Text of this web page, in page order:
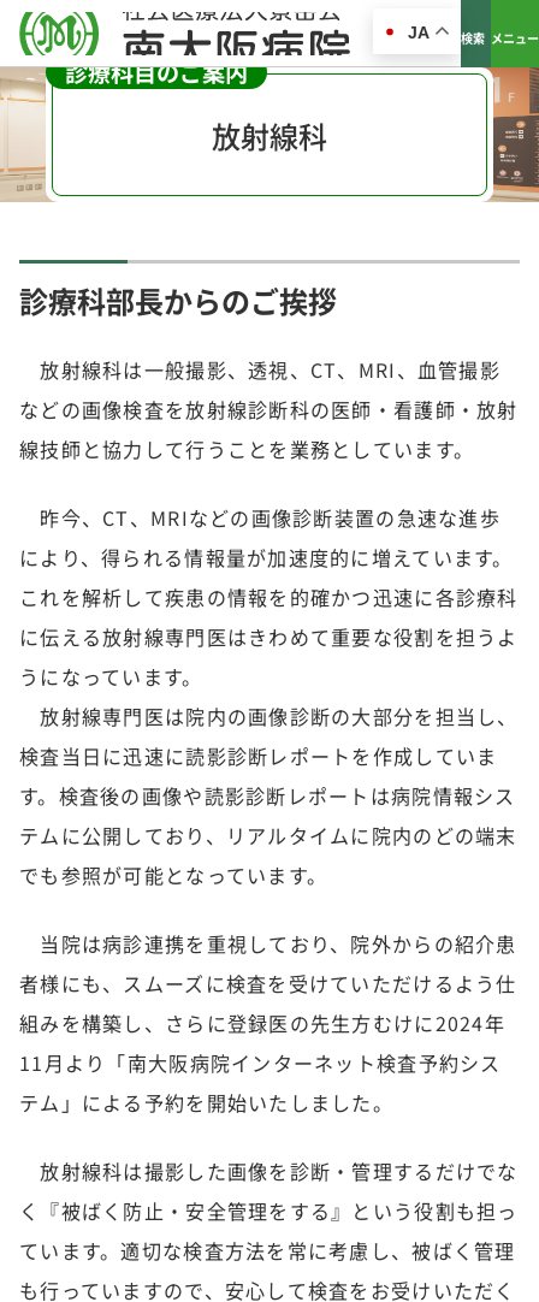
JA 検索 メニュー
診療科目のご案内
放射線科
診療科部長からのご挨拶
放射線科は一般撮影、透視、CT、MRI、血管撮影
などの画像検査を放射線診断科の医師・看護師・放射
線技師と協力して行うことを業務としています。
昨今、CT、MRIなどの画像診断装置の急速な進歩
により、得られる情報量が加速度的に増えています。
これを解析して疾患の情報を的確かつ迅速に各診療科
に伝える放射線専門医はきわめて重要な役割を担うよ
うになっています。
放射線専門医は院内の画像診断の大部分を担当し、
検査当日に迅速に読影診断レポートを作成していま
す。検査後の画像や読影診断レポートは病院情報シス
テムに公開しており、リアルタイムに院内のどの端末
でも参照が可能となっています。
当院は病診連携を重視しており、院外からの紹介患
者様にも、スムーズに検査を受けていただけるよう仕
組みを構築し、さらに登録医の先生方むけに2024年
11月より「南大阪病院インターネット検査予約シス
テム」による予約を開始いたしました。
放射線科は撮影した画像を診断・管理するだけでな
く『被ばく防止・安全管理をする』という役割も担っ
ています。適切な検査方法を常に考慮し、被ばく管理
も行っていますので、安心して検査をお受けいただく